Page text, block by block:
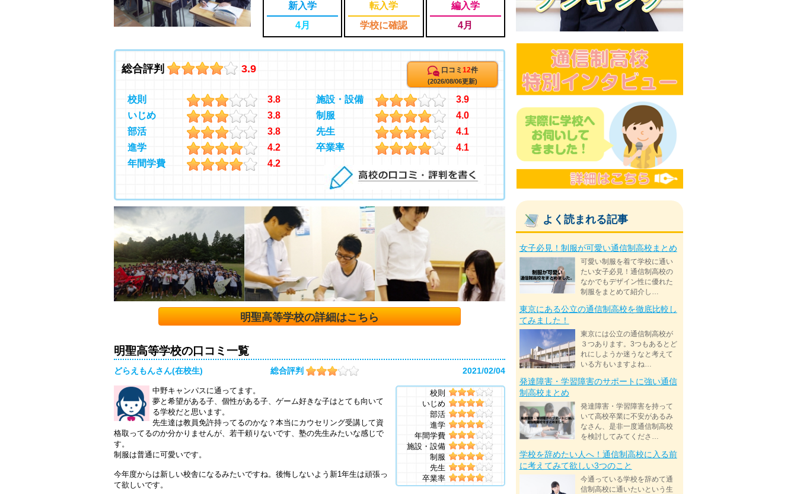
新入学
4月
転入学
学校に確認
編入学
4月
総合評判 3.9 口コミ 12件
(2026/08/06更新)
校則
3.8
いじめ
3.8
部活
3.8
進学
4.2
年間学費
4.2
施設・設備
3.9
制服
4.0
先生
4.1
卒業率
4.1
明聖高等学校の詳細はこちら
明聖高等学校の口コミ一覧
どらえもんさん(在校生) 総合評判 2021/02/04
中野キャンパスに通ってます。
夢と希望がある子、個性がある子、ゲーム好きな子はとても向いて
る学校だと思います。
先生達は教員免許持ってるのかな？本当にカウセリング受講して資
格取ってるのか分かりませんが、若干頼りないです、塾の先生みたいな感じで
す。
制服は普通に可愛いです。
今年度からは新しい校舎になるみたいですね。後悔しないよう新1年生は頑張っ
て欲しいです。
校則
いじめ
部活
進学
年間学費
施設・設備
制服
先生
卒業率
よく読まれる記事
女子必見！制服が可愛い通信制高校まとめ
可愛い制服を着て学校に通い
たい女子必見！通信制高校の
なかでもデザイン性に優れた
制服をまとめて紹介し…
東京にある公立の通信制高校を徹底比較し
てみました！
東京には公立の通信制高校が
３つあります。3つもあるとど
れにしようか迷うなと考えて
いる方もいますよね…
発達障害・学習障害のサポートに強い通信
制高校まとめ
発達障害・学習障害を持って
いて高校卒業に不安があるみ
なさん、是非一度通信制高校
を検討してみてくださ…
学校を辞めたい人へ！通信制高校に入る前
に考えてみて欲しい3つのこと
今通っている学校を辞めて通
信制高校に通いたいという生